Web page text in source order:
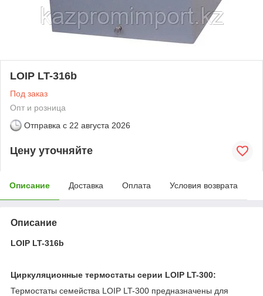
LOIP LT-316b
Под заказ
Опт и розница
Отправка с 22 августа 2026
Цену уточняйте
Описание Доставка Оплата Условия возврата
Описание
LOIP LT-316b
Циркуляционные термостаты серии LOIP LT-300:
Термостаты семейства LOIP LT-300 предназначены для